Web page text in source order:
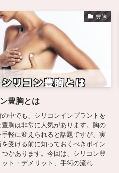
豊胸
豊胸とは
の中でも、シリコンインプラントを
豊胸は非常に人気があります。胸の
手軽に変えられると話題ですが、実
を受ける前に知っておくべきポイン
つかあります。今回は、シリコン豊
ット・デメリット、手術の流れ...